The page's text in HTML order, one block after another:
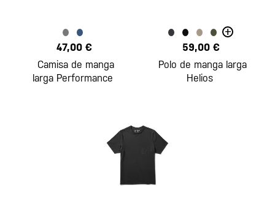
47,00 €
Camisa de manga
larga Performance
+
59,00 €
Polo de manga larga
Helios